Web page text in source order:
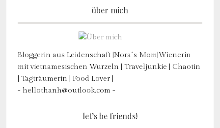
über mich
Bloggerin aus Leidenschaft |Nora´s Mom|Wienerin
mit vietnamesischen Wurzeln | Traveljunkie | Chaotin
| Tagträumerin | Food Lover |
- hellothanh@outlook.com -
let’s be friends!